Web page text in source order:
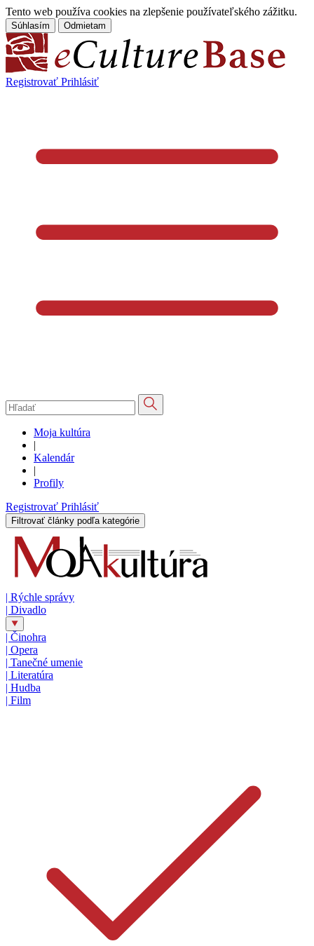
Tento web používa cookies na zlepšenie používateľského zážitku.
Súhlasím Odmietam
Registrovať Prihlásiť
Moja kultúra
|
Kalendár
|
Profily
Registrovať Prihlásiť
Filtrovať články podľa kategórie
| Rýchle správy
| Divadlo
| Činohra
| Opera
| Tanečné umenie
| Literatúra
| Hudba
| Film